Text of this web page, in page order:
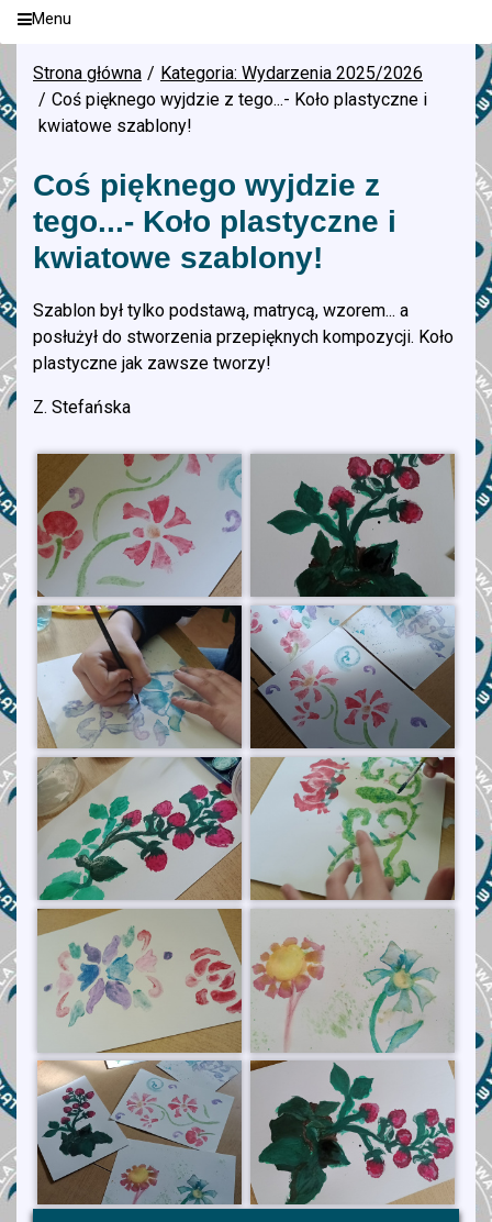
Menu
Strona główna
Kategoria: Wydarzenia 2025/2026
Coś pięknego wyjdzie z tego...- Koło plastyczne i
kwiatowe szablony!
Coś pięknego wyjdzie z
tego...- Koło plastyczne i
kwiatowe szablony!
Szablon był tylko podstawą, matrycą, wzorem... a
posłużył do stworzenia przepięknych kompozycji. Koło
plastyczne jak zawsze tworzy!
Z. Stefańska